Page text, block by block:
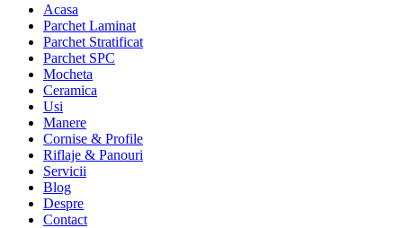
Acasa
Parchet Laminat
Parchet Stratificat
Parchet SPC
Mocheta
Ceramica
Usi
Manere
Cornise & Profile
Riflaje & Panouri
Servicii
Blog
Despre
Contact